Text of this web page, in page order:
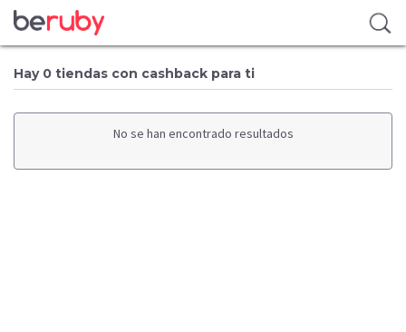
Hay 0 tiendas con cashback para ti
No se han encontrado resultados